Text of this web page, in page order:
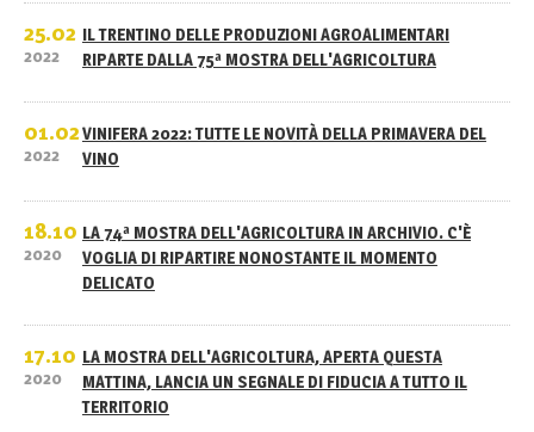
25.02
2022
IL TRENTINO DELLE PRODUZIONI AGROALIMENTARI
RIPARTE DALLA 75ª MOSTRA DELL'AGRICOLTURA
01.02
2022
VINIFERA 2022: TUTTE LE NOVITÀ DELLA PRIMAVERA DEL
VINO
18.10
2020
LA 74ª MOSTRA DELL'AGRICOLTURA IN ARCHIVIO. C'È
VOGLIA DI RIPARTIRE NONOSTANTE IL MOMENTO
DELICATO
17.10
2020
LA MOSTRA DELL'AGRICOLTURA, APERTA QUESTA
MATTINA, LANCIA UN SEGNALE DI FIDUCIA A TUTTO IL
TERRITORIO